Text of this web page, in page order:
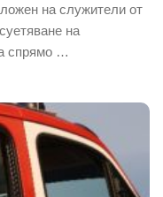
на служители от
на
спрямо …